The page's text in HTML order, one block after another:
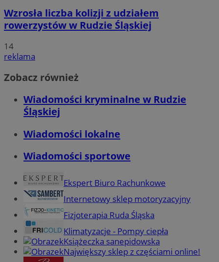
Wzrosła liczba kolizji z udziałem
rowerzystów w Rudzie Śląskiej
14
reklama
Zobacz również
Wiadomości kryminalne w Rudzie
Śląskiej
Wiadomości lokalne
Wiadomości sportowe
Ekspert Biuro Rachunkowe
Internetowy sklep motoryzacyjny
Fizjoterapia Ruda Śląska
Klimatyzacje - Pompy ciepła
Książeczka sanepidowska
Największy sklep z częściami online!